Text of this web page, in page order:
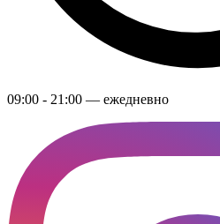
09:00 - 21:00 — ежедневно